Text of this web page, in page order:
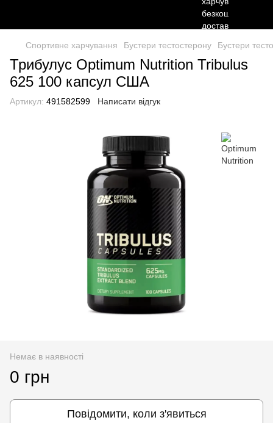
Спортивне харчування Бустери тестостерону Бустери
Трибулус Optimum Nutrition Tribulus
625 100 капсул США
Артикул: 491582599 Написати відгук
Немає в наявності
0 грн
Повідомити, коли з'явиться